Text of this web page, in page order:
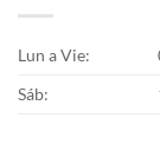
Lun a Vie:
Sáb: